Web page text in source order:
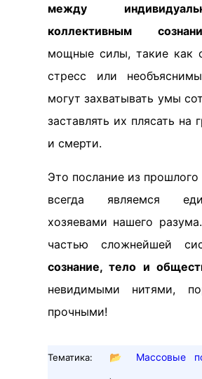
между
коллективным
мощные силы, такие как
стресс или
могут захватывать умы
заставлять их плясать на
и смерти.
Это послание из
всегда являемся
хозяевами нашего
частью сложнейшей
сознание, тело и
невидимыми нитями,
прочными!
Тематика: 📂 Массовые